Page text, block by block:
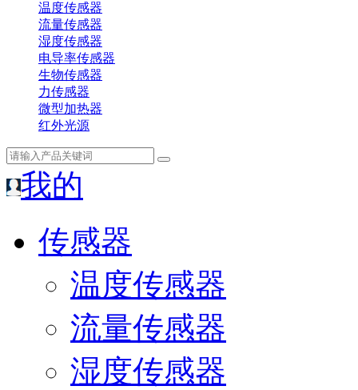
温度传感器
流量传感器
湿度传感器
电导率传感器
生物传感器
力传感器
微型加热器
红外光源
我的
传感器
温度传感器
流量传感器
湿度传感器